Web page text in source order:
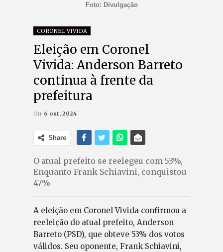
Foto: Divulgação
CORONEL VIVIDA
Eleição em Coronel
Vivida: Anderson Barreto
continua à frente da
prefeitura
On 6 out, 2024
Share
O atual prefeito se reelegeu com 53%,
Enquanto Frank Schiavini, conquistou
47%
A eleição em Coronel Vivida confirmou a
reeleição do atual prefeito, Anderson
Barreto (PSD), que obteve 53% dos votos
válidos. Seu oponente, Frank Schiavini,